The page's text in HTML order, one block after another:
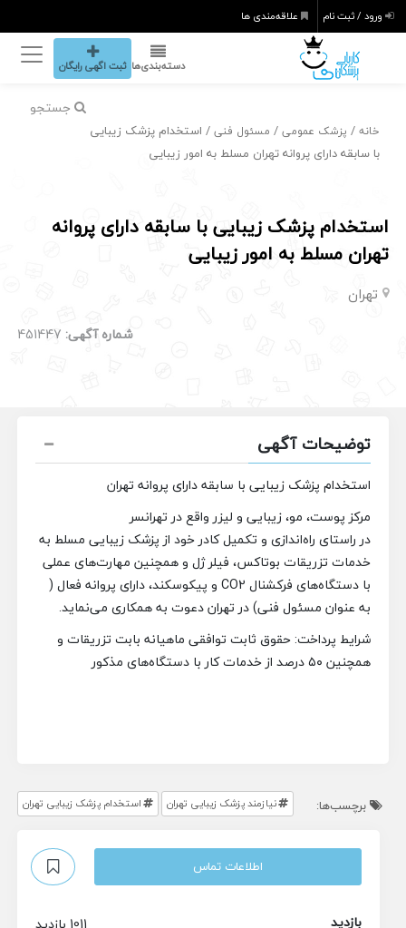
ورود / ثبت نام علاقه‌مندی ها
دسته‌بندی‌ها ثبت اگهی رایگان
جستجو
خانه / پزشک عمومی / مسئول فنی / استخدام پزشک زیبایی
با سابقه دارای پروانه تهران مسلط به امور زیبایی
استخدام پزشک زیبایی با سابقه دارای پروانه
تهران مسلط به امور زیبایی
تهران
شماره آگهی: 451447
توضیحات آگهی
استخدام پزشک زیبایی با سابقه دارای پروانه تهران
مرکز پوست، مو، زیبایی و لیزر واقع در تهرانسر
در راستای راه‌اندازی و تکمیل کادر خود از پزشک زیبایی مسلط به
خدمات تزریقات بوتاکس، فیلر ژل و همچنین مهارت‌های عملی
با دستگاه‌های فرکشنال CO2 و پیکوسکند، دارای پروانه فعال (
به عنوان مسئول فنی) در تهران دعوت به همکاری می‌نماید.
شرایط پرداخت: حقوق ثابت توافقی ماهیانه بابت تزریقات و
همچنین ۵۰ درصد از خدمات کار با دستگاه‌های مذکور
برچسب‌ها: نیازمند پزشک زیبایی تهران استخدام پزشک زیبایی تهران
اطلاعات تماس
بازدید